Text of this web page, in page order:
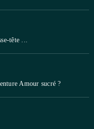
tête ...
Amour sucré ?